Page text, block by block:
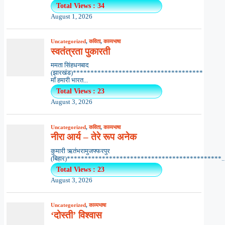
Total Views : 34
August 1, 2026
Uncategorized,कविता,काव्यभाषा
स्वतंत्रता पुकारती
ममता सिंहधनबाद
(झारखंड)*************************************
माँ हमारी भारत...
Total Views : 23
August 3, 2026
Uncategorized,कविता,काव्यभाषा
नीरा आर्य – तेरे रूप अनेक
कुमारी ऋतंभरामुजफ्फरपुर
Total Views : 23
August 3, 2026
Uncategorized,काव्यभाषा
‘दोस्ती’ विश्वास